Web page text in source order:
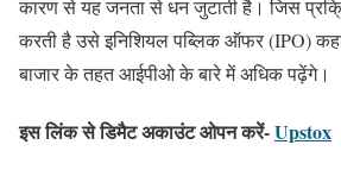
कारण से यह जनता से धन जुटाती है। जिस
करती है उसे इनिशियल पब्लिक ऑफर (IPO)
बाजार के तहत आईपीओ के बारे में अधिक पढ़ेंगे।
इस लिंक से डिमैट अकाउंट ओपन करें-Upstox